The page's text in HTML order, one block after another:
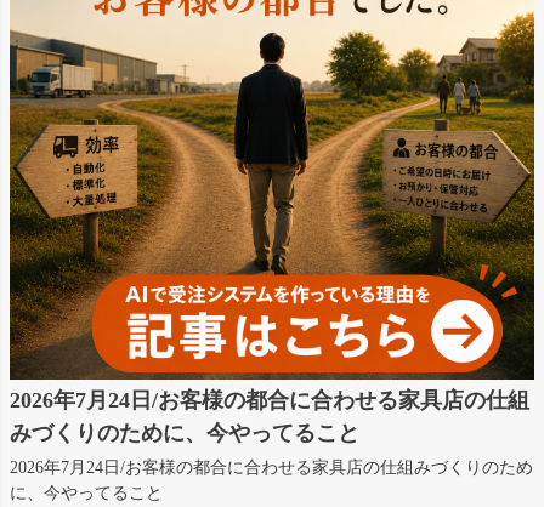
2026年7月24日/お客様の都合に合わせる家具店の仕組
みづくりのために、今やってること
2026年7月24日/お客様の都合に合わせる家具店の仕組みづくりのため
に、今やってること